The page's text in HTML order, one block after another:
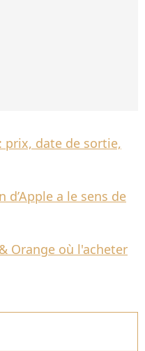
prix, date de sortie,
d’Apple a le sens de
Orange où l'acheter